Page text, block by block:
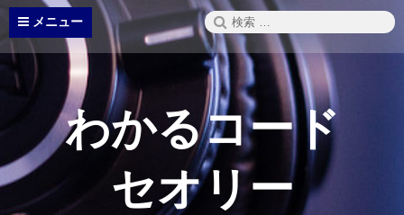
コ
テ
ン
ッ
プ
メニュー
検
索:
わかるコード
セオリー